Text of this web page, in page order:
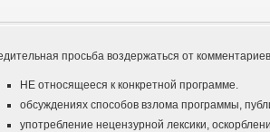
просьба воздержаться от комментариев
НЕ относящееся к конкретной программе.
обсуждениях способов взлома программы,
употребление нецензурной лексики,